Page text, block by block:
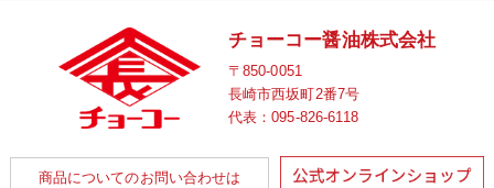
チョーコー醤油株式会社
〒850-0051
長崎市西坂町2番7号
代表：095-826-6118
商品についてのお問い合わせは